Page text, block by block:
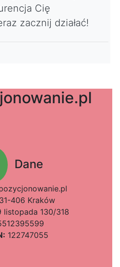
Cię
zacznij działać!
Dane
31-406 Kraków
listopada 130/318
122747055